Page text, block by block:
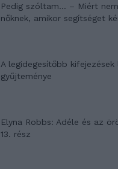
Pedig szóltam… – Miért
nőknek, amikor segítséget
A legidegesítőbb kifejezések
gyűjteménye
Elyna Robbs: Adéle és az
13. rész